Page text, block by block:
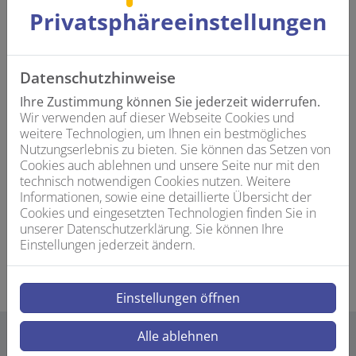
Als Ansprechpartner der Firma Josef Matzka GmbH aus
Dazu geht der erste Schritt ganz einfach über unsere
Kurzbewerbung ganz unten, aber auch telefonisch sind
wir jederzeit erreichbar.
Wir freuen uns auf die Zusammenarbeit!
Kontakt
Ansprechpartner: Herr Joel Matzka
E-Mail: info@matzka-heizungsbau.de
Telefon: 08207 8031
Privatsphäre­einstellungen
Datenschutzhinweise
Ihre Zustimmung können Sie jederzeit widerrufen.
Wir verwenden auf dieser Webseite Cookies und
weitere Technologien, um Ihnen ein bestmögliches
Nutzungserlebnis zu bieten. Sie können das Setzen von
Cookies auch ablehnen und unsere Seite nur mit den
technisch notwendigen Cookies nutzen. Weitere
Informationen, sowie eine detaillierte Übersicht der
Cookies und eingesetzten Technologien finden Sie in
unserer Datenschutzerklärung. Sie können Ihre
Einstellungen jederzeit ändern.
Einstellungen öffnen
Alle ablehnen